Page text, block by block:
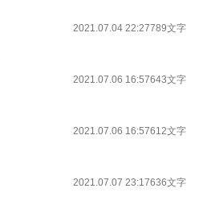
2021.07.04 22:27789文字
2021.07.06 16:57643文字
2021.07.06 16:57612文字
2021.07.07 23:17636文字